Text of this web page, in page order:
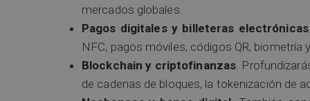
mercados globales.
Pagos digitales y billeteras electrónicas
NFC, pagos móviles, códigos QR, biometría
Blockchain y criptofinanzas .
de cadenas de bloques, la tokenización de